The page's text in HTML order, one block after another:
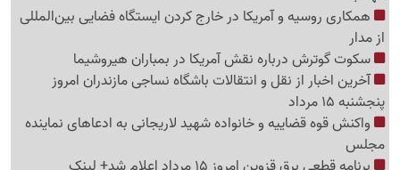
همکاری روسیه و آمریکا در خارج کردن ایستگاه فضایی بین‌المللی
از مدار
سکوت گوترش درباره نقش آمریکا در بمباران هیروشیما
آخرین اخبار از نقل و انتقالات باشگاه نساجی مازندران امروز
پنجشنبه 15 مرداد
واکنش قوه قضاییه و خانواده شهید لاریجانی به ادعاهای نماینده
مجلس